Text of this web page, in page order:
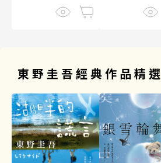
東野圭吾經典作品精選